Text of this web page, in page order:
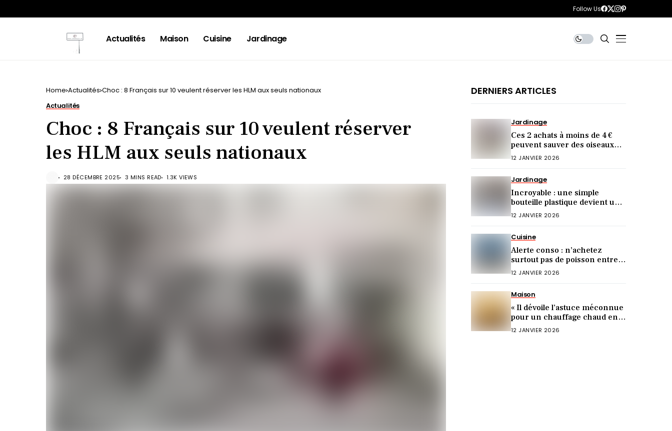
Follow Us
Actualités Maison Cuisine Jardinage
Home Actualités Choc : 8 Français sur 10 veulent réserver les HLM aux seuls nationaux
Actualités
Choc : 8 Français sur 10 veulent réserver
les HLM aux seuls nationaux
28 DÉCEMBRE 2025 3 MINS READ 1.3K VIEWS
DERNIERS ARTICLES
Jardinage
Ces 2 achats à moins de 4 €
peuvent sauver des oiseaux
cet hiver (et vous ne le saviez
12 JANVIER 2026
Jardinage
Incroyable : une simple
bouteille plastique devient une
mangeoire idéale !
12 JANVIER 2026
Cuisine
Alerte conso : n’achetez
surtout pas de poisson entre
Noël et le Nouvel An (voici
12 JANVIER 2026
Maison
« Il dévoile l’astuce méconnue
pour un chauffage chaud en 5
min ! »
12 JANVIER 2026